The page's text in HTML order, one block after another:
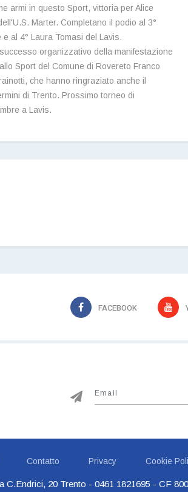
armi in questo Sport, vittoria per Alice
Marter. Completano il podio al 3°
al 4° Laura Tomasi del Lavis.
organizzativo della manifestazione
Sport del Comune di Rovereto Franco
che hanno ringraziato anche il
di Trento. Prossimo torneo di
a Lavis.
FACEBOOK
Contatto Privacy Cookie
C.Endrici, 20 Trento - 0461 1821695 - CF